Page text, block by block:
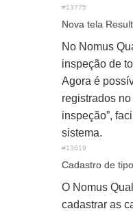
#13775
Nova tela
No Nomus
inspeção de
Agora é
registrados
inspeção”,
sistema.
#13619
Cadastro de
O Nomus
cadastrar as